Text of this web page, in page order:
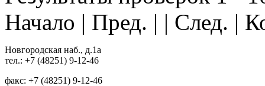
Начало | Пред. | | След. |
Новгородская наб., д.1а
тел.: +7 (48251) 9-12-46
факс: +7 (48251) 9-12-46